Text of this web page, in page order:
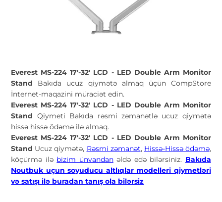
Everest MS-224 17'-32' LCD - LED Double Arm Monitor
Stand Bakıda ucuz qiymətə almaq üçün CompStore
İnternet-maqazini müraciət edin.
Everest MS-224 17'-32' LCD - LED Double Arm Monitor
Stand Qiymeti Bakıda rəsmi zəmanətlə ucuz qiymətə
hissə hissə ödəmə ilə almaq.
Everest MS-224 17'-32' LCD - LED Double Arm Monitor
Stand Ucuz qiymətə, Rəsmi zəmanət, Hissə-Hissə ödəmə,
köçürmə ilə bizim ünvandanəldə edə bilərsiniz. Bakıda
Noutbuk uçun soyuducu altlıqlar modelleri qiymetləri
və satışı ilə buradan tanış ola bilərsiz